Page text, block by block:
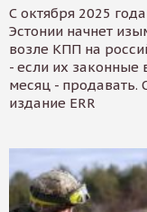
С октября 2025
Эстонии начнет
возле КПП на
- если их законные
месяц - продавать.
издание ERR